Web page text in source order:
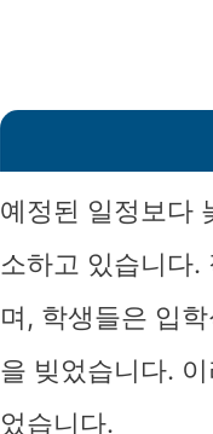
예정된 일정보다
소하고 있습니다.
며, 학생들은 입
을 빚었습니다.
었습니다.